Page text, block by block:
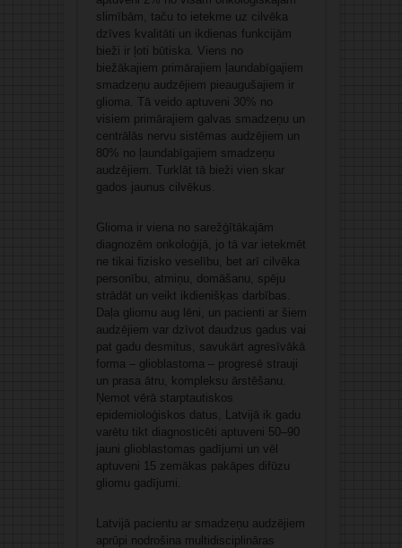
slimībām, taču to ietekme uz cilvēka
dzīves kvalitāti un ikdienas funkcijām
bieži ir ļoti būtiska. Viens no
biežākajiem primārajiem ļaundabīgajiem
smadzeņu audzējiem pieaugušajiem ir
glioma. Tā veido aptuveni 30% no
visiem primārajiem galvas smadzeņu un
centrālās nervu sistēmas audzējiem un
80% no ļaundabīgajiem smadzeņu
audzējiem. Turklāt tā bieži vien skar
gados jaunus cilvēkus.
Glioma ir viena no sarežģītākajām
diagnozēm onkoloģijā, jo tā var ietekmēt
ne tikai fizisko veselību, bet arī cilvēka
personību, atmiņu, domāšanu, spēju
strādāt un veikt ikdienišķas darbības.
Daļa gliomu aug lēni, un pacienti ar šiem
audzējiem var dzīvot daudzus gadus vai
pat gadu desmitus, savukārt agresīvākā
forma – glioblastoma – progresē strauji
un prasa ātru, kompleksu ārstēšanu.
Ņemot vērā starptautiskos
epidemioloģiskos datus, Latvijā ik gadu
varētu tikt diagnosticēti aptuveni 50–90
jauni glioblastomas gadījumi un vēl
aptuveni 15 zemākas pakāpes difūzu
gliomu gadījumi.
Latvijā pacientu ar smadzeņu audzējiem
aprūpi nodrošina multidisciplināras